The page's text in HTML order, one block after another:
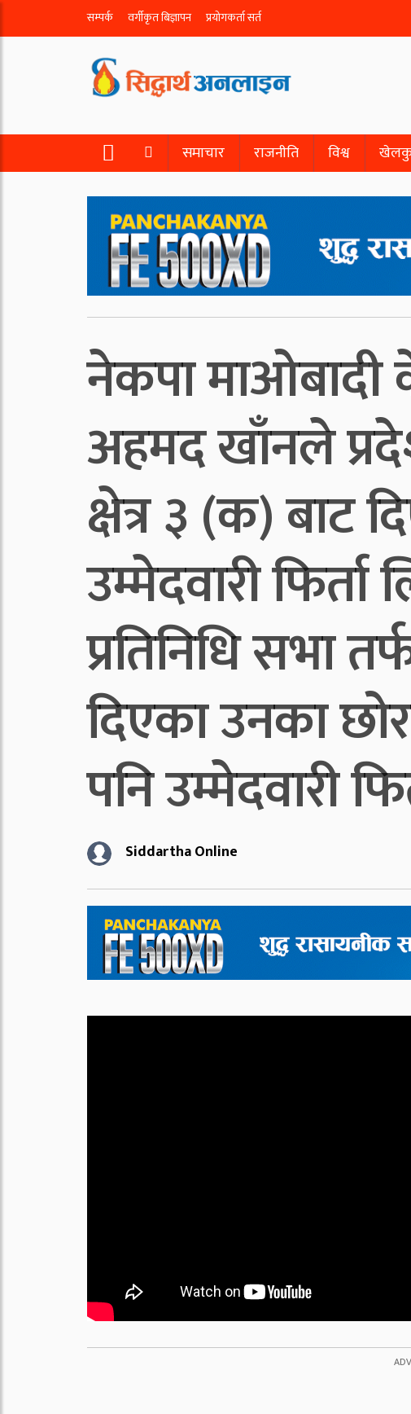
सम्पर्क वर्गीकृत बिज्ञापन प्रयोगकर्ता सर्त
समाचार राजनीति विश्व
नेकपा माओबादी
अहमद खाँनले
क्षेत्र ३ (क) बाट
उम्मेदवारी
प्रतिनिधि सभा
दिएका उनका
पनि उम्मेदवारी
Siddartha Online